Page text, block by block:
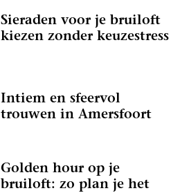
Sieraden voor je bruiloft
kiezen zonder keuzestress
Intiem en sfeervol
trouwen in Amersfoort
Golden hour op je
bruiloft: zo plan je het